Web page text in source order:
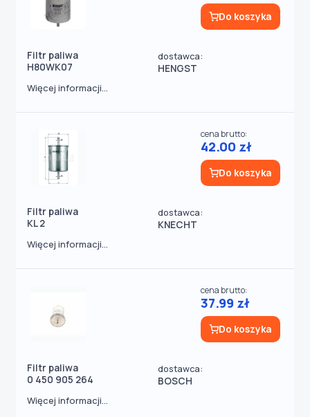
Filtr paliwa
H80WK07
dostawca:
HENGST
Do koszyka
Więcej informacji...
Filtr paliwa
KL 2
dostawca:
KNECHT
cena brutto:
42.00 zł
Do koszyka
Więcej informacji...
Filtr paliwa
0 450 905 264
dostawca:
BOSCH
cena brutto:
37.99 zł
Do koszyka
Więcej informacji...